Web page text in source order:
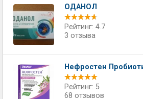
ОДАНОЛ
Рейтинг: 4.7
3 отзыва
Нефростен
Рейтинг: 5
68 отзывов